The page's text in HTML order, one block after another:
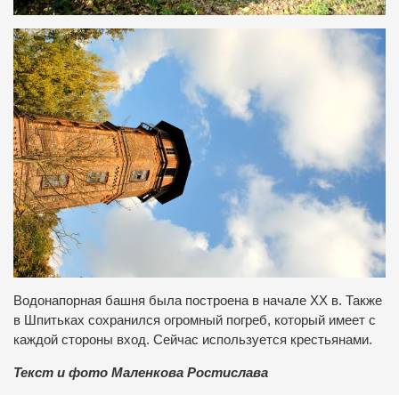
Водонапорная башня была построена в начале ХХ в. Также
в Шпитьках сохранился огромный погреб, который имеет с
каждой стороны вход. Сейчас используется крестьянами.
Текст и фото Маленкова Ростислава